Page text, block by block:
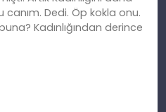
Dedi. Öp kokla onu.
Kadınlığından derince